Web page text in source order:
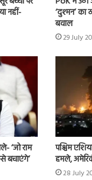
नहीं-
‘दुश्मन’ का
बवाल
29 July
‘जो राम
बचाएंगे’
पश्चिम
हमले,
28 July